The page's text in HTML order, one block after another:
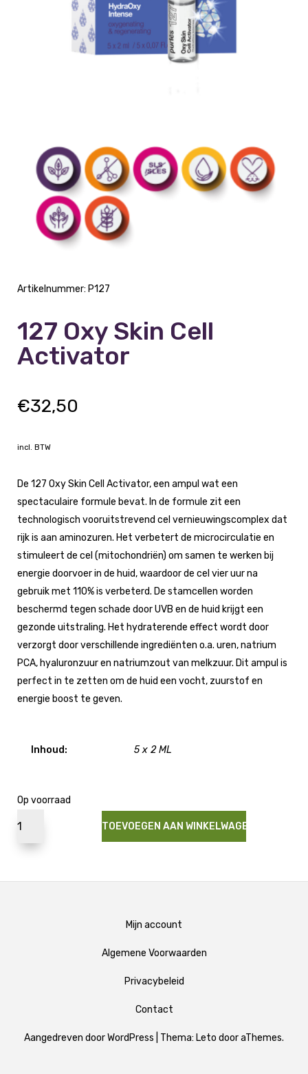
Artikelnummer: P127
127 Oxy Skin Cell
Activator
€32,50
incl. BTW
De 127 Oxy Skin Cell Activator, een ampul wat een
spectaculaire formule bevat. In de formule zit een
technologisch vooruitstrevend cel vernieuwingscomplex dat
rijk is aan aminozuren. Het verbetert de microcirculatie en
stimuleert de cel (mitochondriën) om samen te werken bij
energie doorvoer in de huid, waardoor de cel vier uur na
gebruik met 110% is verbeterd. De stamcellen worden
beschermd tegen schade door UVB en de huid krijgt een
gezonde uitstraling. Het hydraterende effect wordt door
verzorgt door verschillende ingrediënten o.a. uren, natrium
PCA, hyaluronzuur en natriumzout van melkzuur. Dit ampul is
perfect in te zetten om de huid een vocht, zuurstof en
energie boost te geven.
Inhoud: 5 x 2 ML
Op voorraad
TOEVOEGEN AAN WINKELWAGEN
Mijn account
Algemene Voorwaarden
Privacybeleid
Contact
Aangedreven door WordPress Thema: Leto door aThemes.